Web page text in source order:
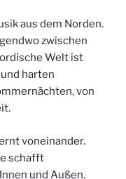
aus dem Norden.
zwischen
Welt ist
harten
von
voneinander.
schafft
und Außen.